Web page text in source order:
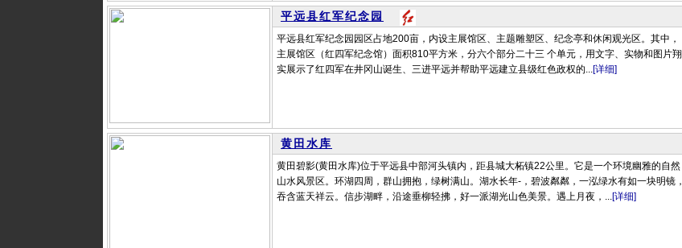
平远县红军纪念园
平远县红军纪念园园区占地200亩，内设主展馆区、主题雕塑区、纪念亭和休闲观光区。其中，
主展馆区（红四军纪念馆）面积810平方米，分六个部分二十三 个单元，用文字、实物和图片翔
实展示了红四军在井冈山诞生、三进平远并帮助平远建立县级红色政权的...[详细]
黄田水库
黄田碧影(黄田水库)位于平远县中部河头镇内，距县城大柘镇22公里。它是一个环境幽雅的自然
山水风景区。环湖四周，群山拥抱，绿树满山。湖水长年-，碧波粼粼，一泓绿水有如一块明镜，
吞含蓝天祥云。信步湖畔，沿途垂柳轻拂，好一派湖光山色美景。遇上月夜，...[详细]